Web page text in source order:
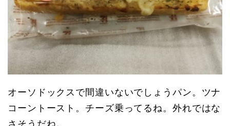
オーソドックスで間違いないでしょうパン。ツナ
コーントースト。チーズ乗ってるね。外れではな
さそうだね。